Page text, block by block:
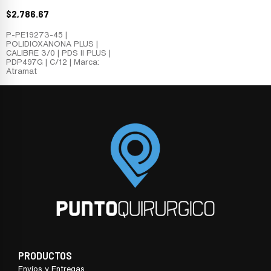
$2,786.67
P-PE19273-45 |
POLIDIOXANONA PLUS |
CALIBRE 3/0 | PDS II PLUS |
PDP497G | C/12 | Marca:
Atramat
PRODUCTOS
Envíos y Entregas